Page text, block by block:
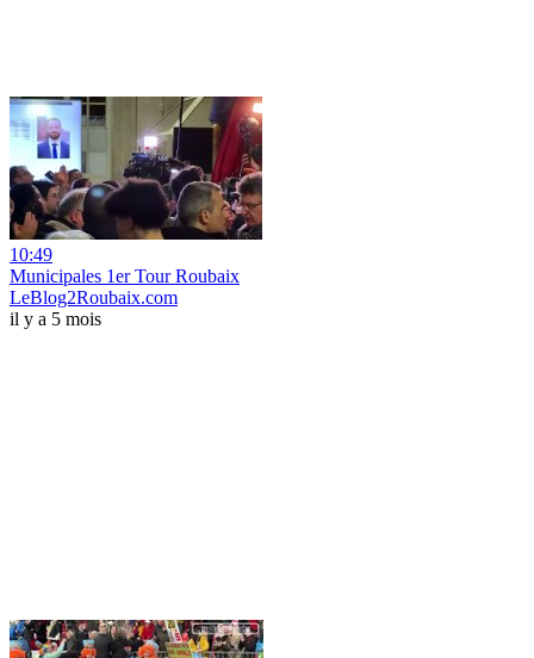
10:49
Municipales 1er Tour Roubaix
LeBlog2Roubaix.com
il y a 5 mois